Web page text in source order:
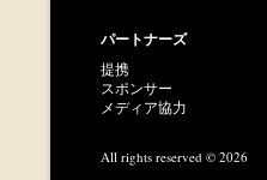
パートナーズ
提携
スポンサー
メディア協力
All rights reserved © 2026